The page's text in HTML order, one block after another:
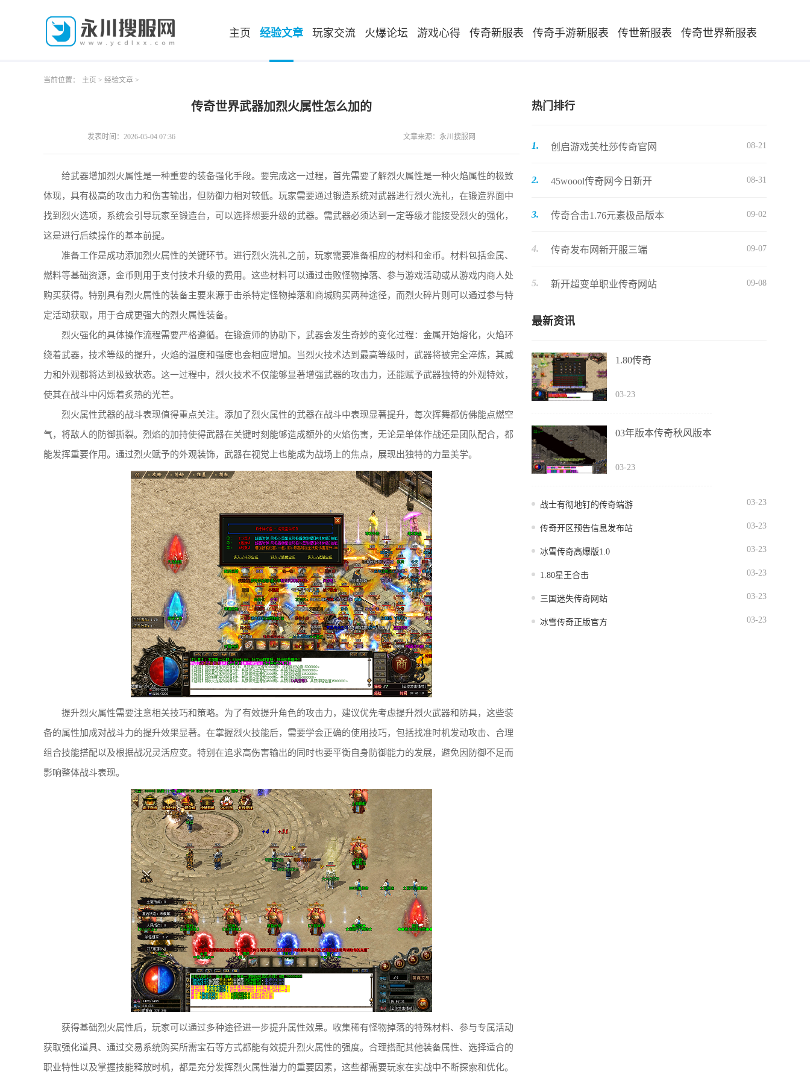
主页 经验文章 玩家交流 火爆论坛 游戏心得 传奇新服表 传奇手游新服表 传世新服表 传奇世界新服表
当前位置： 主页 > 经验文章 >
传奇世界武器加烈火属性怎么加的
发表时间：2026-05-04 07:36 文章来源：永川搜服网
给武器增加烈火属性是一种重要的装备强化手段。要完成这一过程，首先需要了解烈火属性是一种火焰属性的极致
体现，具有极高的攻击力和伤害输出，但防御力相对较低。玩家需要通过锻造系统对武器进行烈火洗礼，在锻造界面中
找到烈火选项，系统会引导玩家至锻造台，可以选择想要升级的武器。需武器必须达到一定等级才能接受烈火的强化，
这是进行后续操作的基本前提。
准备工作是成功添加烈火属性的关键环节。进行烈火洗礼之前，玩家需要准备相应的材料和金币。材料包括金属、
燃料等基础资源，金币则用于支付技术升级的费用。这些材料可以通过击败怪物掉落、参与游戏活动或从游戏内商人处
购买获得。特别具有烈火属性的装备主要来源于击杀特定怪物掉落和商城购买两种途径，而烈火碎片则可以通过参与特
定活动获取，用于合成更强大的烈火属性装备。
烈火强化的具体操作流程需要严格遵循。在锻造师的协助下，武器会发生奇妙的变化过程：金属开始熔化，火焰环
绕着武器，技术等级的提升，火焰的温度和强度也会相应增加。当烈火技术达到最高等级时，武器将被完全淬炼，其威
力和外观都将达到极致状态。这一过程中，烈火技术不仅能够显著增强武器的攻击力，还能赋予武器独特的外观特效，
使其在战斗中闪烁着炙热的光芒。
烈火属性武器的战斗表现值得重点关注。添加了烈火属性的武器在战斗中表现显著提升，每次挥舞都仿佛能点燃空
气，将敌人的防御撕裂。烈焰的加持使得武器在关键时刻能够造成额外的火焰伤害，无论是单体作战还是团队配合，都
能发挥重要作用。通过烈火赋予的外观装饰，武器在视觉上也能成为战场上的焦点，展现出独特的力量美学。
提升烈火属性需要注意相关技巧和策略。为了有效提升角色的攻击力，建议优先考虑提升烈火武器和防具，这些装
备的属性加成对战斗力的提升效果显著。在掌握烈火技能后，需要学会正确的使用技巧，包括找准时机发动攻击、合理
组合技能搭配以及根据战况灵活应变。特别在追求高伤害输出的同时也要平衡自身防御能力的发展，避免因防御不足而
影响整体战斗表现。
获得基础烈火属性后，玩家可以通过多种途径进一步提升属性效果。收集稀有怪物掉落的特殊材料、参与专属活动
获取强化道具、通过交易系统购买所需宝石等方式都能有效提升烈火属性的强度。合理搭配其他装备属性、选择适合的
职业特性以及掌握技能释放时机，都是充分发挥烈火属性潜力的重要因素，这些都需要玩家在实战中不断探索和优化。
热门排行
1. 创启游戏美杜莎传奇官网 08-21
2. 45woool传奇网今日新开 08-31
3. 传奇合击1.76元素极品版本 09-02
4. 传奇发布网新开服三端 09-07
5. 新开超变单职业传奇网站 09-08
最新资讯
1.80传奇
03-23
03年版本传奇秋风版本
03-23
战士有彻地钉的传奇端游 03-23
传奇开区预告信息发布站 03-23
冰雪传奇高爆版1.0 03-23
1.80星王合击 03-23
三国迷失传奇网站 03-23
冰雪传奇正版官方 03-23